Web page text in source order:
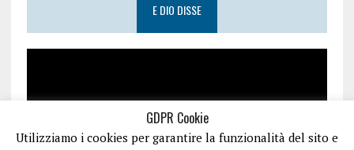
E DIO DISSE
GDPR Cookie
Utilizziamo i cookies per garantire la funzionalità del sito e